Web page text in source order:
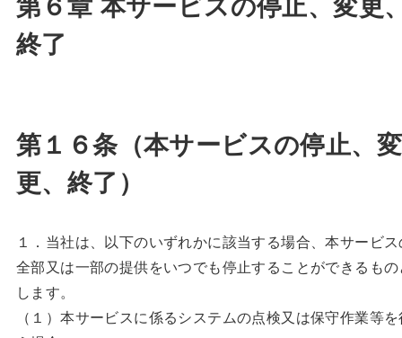
終了
第１６条（本サービスの停止、変
更、終了）
１．当社は、以下のいずれかに該当する場合、本サービ
全部又は一部の提供をいつでも停止することができるも
します。
（１）本サービスに係るシステムの点検又は保守作業等